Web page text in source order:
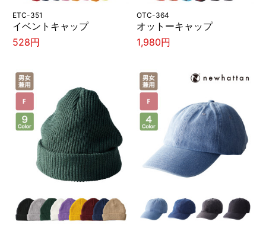
ETC-351
イベントキャップ
528円
OTC-364
オットーキャップ
1,980円